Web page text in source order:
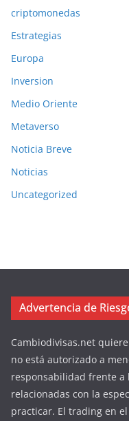
criptomonedas
Estrategias
Europa
Inversion
Medio Oriente
Metaverso
Noticia Breve
Noticias
Uncategorized
Advertencia de
Cambiodivisas.net
no está autorizado a
responsabilidad frente a
relacionadas con la
practicar. El trading en el